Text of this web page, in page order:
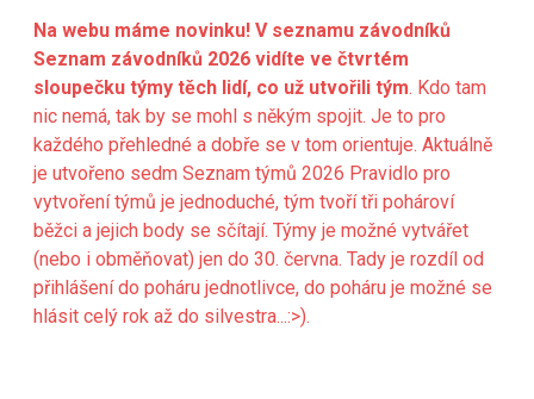
Na webu máme novinku! V seznamu závodníků
Seznam závodníků 2026 vidíte ve čtvrtém
sloupečku týmy těch lidí, co už utvořili tým. Kdo tam
nic nemá, tak by se mohl s někým spojit. Je to pro
každého přehledné a dobře se v tom orientuje. Aktuálně
je utvořeno sedm Seznam týmů 2026 Pravidlo pro
vytvoření týmů je jednoduché, tým tvoří tři pohároví
běžci a jejich body se sčítají. Týmy je možné vytvářet
(nebo i obměňovat) jen do 30. června. Tady je rozdíl od
přihlášení do poháru jednotlivce, do poháru je možné se
hlásit celý rok až do silvestra...:>).